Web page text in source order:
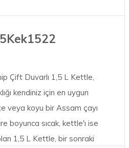
5Kek1522
Çift Duvarlı 1,5 L Kettle,
kendiniz için en uygun
veya koyu bir Assam çayı
boyunca sıcak, kettle'ı ise
1,5 L Kettle, bir sonraki